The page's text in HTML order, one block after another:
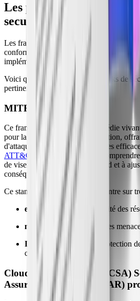
Les principaux
security controls
Les frameworks de sécurité cloud ne sont
conformité — ils servent aussi de guides
implémenter des cloud security controls.
Voici quelques-uns des frameworks de
pertinents aujourd'hui :
MITRE ATT&CK®
Ce framework est une encyclopédie
pour la modélisation et la simulation,
d'attaque possibles et des défenses
ATT&CK®
vous aide aussi à
de viser votre infrastructure cloud et à
conséquence.
Ce standard de sécurité se concentre sur
enterprise :
cible la sécurité des
mobile :
met l'accent sur les
ICS :
se focalise sur la protection
contrôle industriel.
Cloud Security Alliance (CSA)
Assurance, and Risk (STAR)